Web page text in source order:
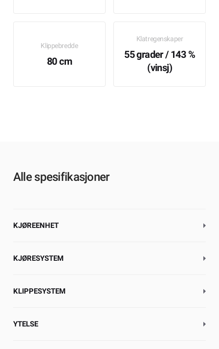
Klippebredde
80 cm
Klatregenskaper
55 grader / 143 %
(vinsj)
Alle spesifikasjoner
KJØREENHET
KJØRESYSTEM
KLIPPESYSTEM
YTELSE